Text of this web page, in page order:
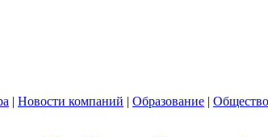
| Новости компаний | Образование | Общество